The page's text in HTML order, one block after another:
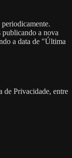
publicando a nova
a data de "Última
de Privacidade, entre